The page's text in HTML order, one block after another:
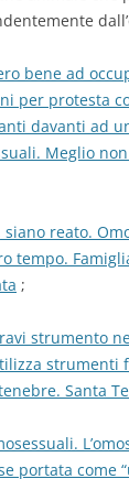
bene ad
per protesta
davanti ad
Meglio
reato.
tempo.
;
strumento
strumenti
Santa
portata come